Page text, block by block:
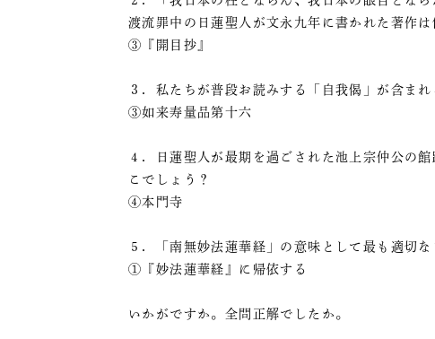
渡流罪中の日蓮聖人が文永九年に書かれた著作は
③『開目抄』
３．私たちが普段お読みする「自我偈」が含ま
③如来寿量品第十六
４．日蓮聖人が最期を過ごされた池上宗仲公の
こでしょう？
④本門寺
５．「南無妙法蓮華経」の意味として最も適切
①『妙法蓮華経』に帰依する
いかがですか。全問正解でしたか。